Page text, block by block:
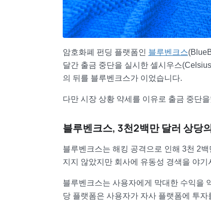
암호화폐 펀딩 플랫폼인 블루벤크스
달간 출금 중단을 실시한 셀시우스
의 뒤를 블루벤크스가 이었습니다.
다만 시장 상황 약세를 이유로 출금 중단
블루벤크스, 3천2백만 달러 상당
블루벤크스는 해킹 공격으로 인해 3천 2
지지 않았지만 회사에 유동성 경색을 야
블루벤크스는 사용자에게 막대한 수익을
당 플랫폼은 사용자가 자사 플랫폼에 투